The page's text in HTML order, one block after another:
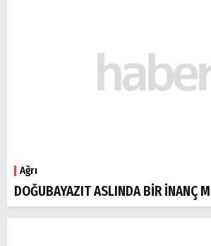
Ağrı
DOĞUBAYAZIT ASLINDA BİR İNANÇ